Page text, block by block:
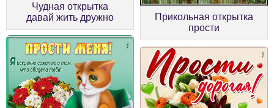
Чудная открытка
давай жить дружно
Прикольная открытка
прости